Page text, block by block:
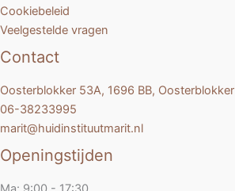
Cookiebeleid
Veelgestelde vragen
Contact
Oosterblokker 53A, 1696 BB, Oosterblokker
06-38233995
marit@huidinstituutmarit.nl
Openingstijden